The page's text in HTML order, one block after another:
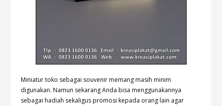
Miniatur toko sebagai souvenir memang masih minim
digunakan. Namun sekarang Anda bisa menggunakannya
sebagai hadiah sekaligus promosi kepada orang lain agar